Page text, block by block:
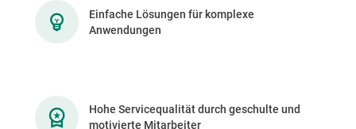
Einfache Lösungen für komplexe
Anwendungen
Hohe Servicequalität durch geschulte und
motivierte Mitarbeiter